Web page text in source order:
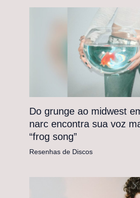
Do grunge ao midwest
narc encontra sua voz
“frog song”
Resenhas de Discos